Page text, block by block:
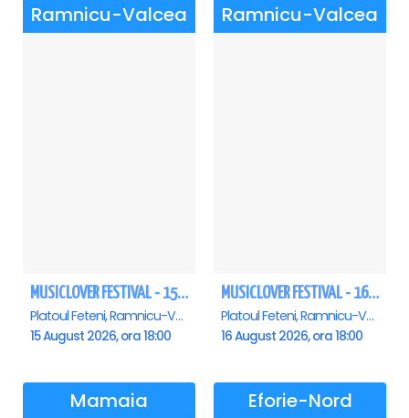
Ramnicu-Valcea
MUSICLOVER FESTIVAL - 15 AUGUST - CONNECT-R, DELIA, RON HEWITT, NICKI M, AURIKA
Platoul Feteni, Ramnicu-Valcea
15 August 2026, ora 18:00
Ramnicu-Valcea
MUSICLOVER FESTIVAL - 16 AUGUST - LEO DE LA ROSIORI SI MARCEL STEFANET & ETHNO REPUBLIC, TUDOR DEEJAY, VARER
Platoul Feteni, Ramnicu-Valcea
16 August 2026, ora 18:00
Mamaia Eforie-Nord